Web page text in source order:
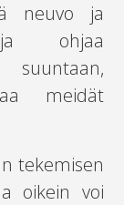
neuvo ja
ohjaa
suuntaan,
meidät
tekemisen
oikein voi